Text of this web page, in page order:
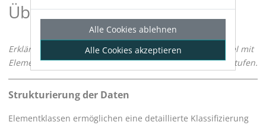
Über Elementlisten
Erklärt das Konzept von Elementlisten im Zusammenspiel mit
Elementklassen, Eigenschaftensätzen und Informationsstufen.
Strukturierung der Daten
Elementklassen ermöglichen eine detaillierte Klassifizierung
Alle Cookies ablehnen
Alle Cookies akzeptieren